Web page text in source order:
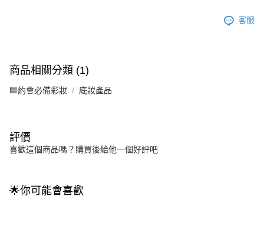
客服
商品相關分類 (1)
🟦約會必備彩妝 底妝產品
評價
喜歡這個商品嗎？購買後給他一個好評吧
🌟你可能會喜歡